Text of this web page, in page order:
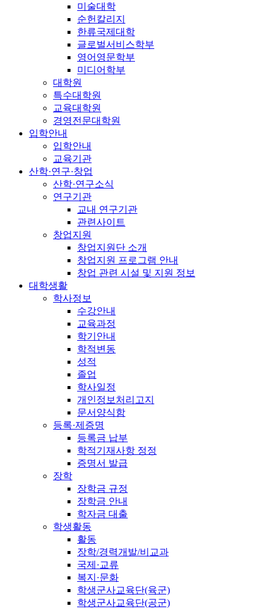
미술대학
순헌칼리지
한류국제대학
글로벌서비스학부
영어영문학부
미디어학부
대학원
특수대학원
교육대학원
경영전문대학원
입학안내
입학안내
교육기관
산학·연구·창업
산학·연구소식
연구기관
교내 연구기관
관련사이트
창업지원
창업지원단 소개
창업지원 프로그램 안내
창업 관련 시설 및 지원 정보
대학생활
학사정보
수강안내
교육과정
학기안내
학적변동
성적
졸업
학사일정
개인정보처리고지
문서양식함
등록·제증명
등록금 납부
학적기재사항 정정
증명서 발급
장학
장학금 규정
장학금 안내
학자금 대출
학생활동
활동
장학/경력개발/비교과
국제·교류
복지·문화
학생군사교육단(육군)
학생군사교육단(공군)